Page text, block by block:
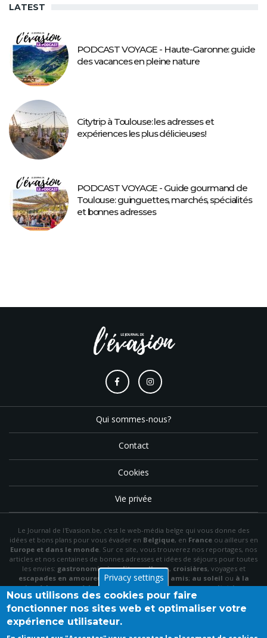
LATEST
PODCAST VOYAGE - Haute-Garonne: guide
des vacances en pleine nature
Citytrip à Toulouse: les adresses et
expériences les plus délicieuses!
PODCAST VOYAGE - Guide gourmand de
Toulouse: guinguettes, marchés, spécialités
et bonnes adresses
Qui sommes-nous?
Contact
Cookies
Vie privée
Le Journal de l'Evasion.be, c'est le web-média belge qui vous donne des
idées et bons plans pour vous évader en Belgique, en Franceou ailleurs en
Europe et dans le monde. Sur ce site, vous trouverez nos reportages, nos
articles et nos centaines de bonnes adresses et idées de séjours pour toutes
les envies: gastronomie,insolite,wellness, croisières, voyages et
escapades en amoureux ,en famille,entre amis; au soleil ou à la
neige,à la merouà la montagne à la campagneou encitytrip, en
hôtel, en gîteou enchambre d'hôte…
N'hésitez pas à utiliser le menu et la barre de recherche pour trouver le bon
plan idéal parmi nos articles et archives, à "aimer" notre
vous inscrire à notre newsletter mensuelle pour recevoir en primeur nos
Privacy settings
Nous utilisons des cookies pour faire
fonctionner nos sites web et optimaliser votre
expérience utilisateur.